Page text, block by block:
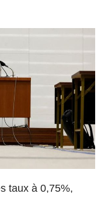
taux à 0,75%,